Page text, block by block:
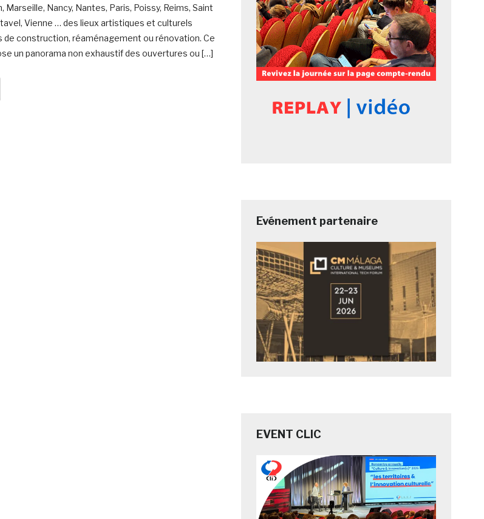
Marseille, Nancy, Nantes, Paris, Poissy, Reims, Saint
Vienne … des lieux artistiques et culturels
de construction, réaménagement ou rénovation. Ce
un panorama non exhaustif des ouvertures ou […]
Evénement partenaire
EVENT CLIC